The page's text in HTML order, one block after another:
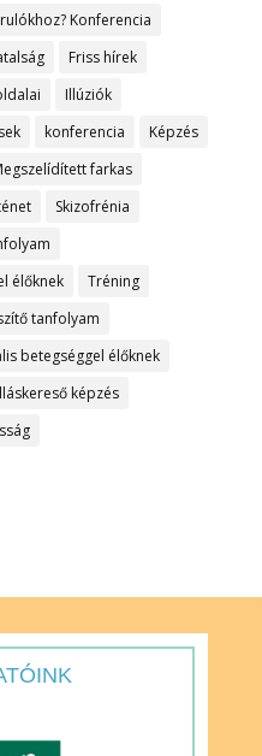
Konferencia
Friss hírek
Illúziók
konferencia
Képzés
farkas
Skizofrénia
élőknek
Tréning
tanfolyam
betegséggel élőknek
képzés